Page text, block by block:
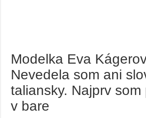
Modelka Eva
Nevedela som ani
taliansky. Najprv som
v bare